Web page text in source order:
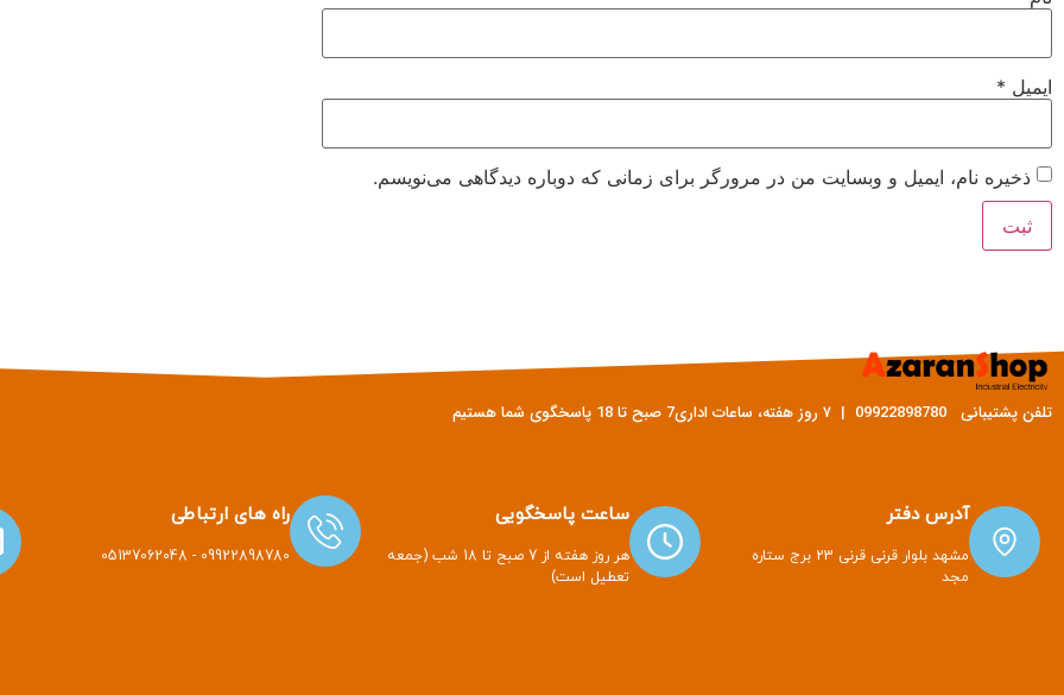
ایمیل *
ذخیره نام، ایمیل و وبسایت من در مرورگر برای زمانی که دوباره دیدگاهی می‌نویسم.
تلفن پشتیبانی 09922898780 | ۷ روز هفته، ساعات اداری7 صبح تا 18 پاسخگوی شما هستیم
آدرس دفتر
مشهد بلوار قرنی قرنی 23 برج ستاره
مجد
ساعت پاسخگویی
هر روز هفته از 7 صبح تا 18 شب (جمعه
تعطیل است)
راه های ارتباطی
09922898780 - 05137062048